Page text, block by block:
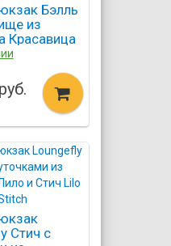
Бэлль
из
Красавица
Beauty
Стич с